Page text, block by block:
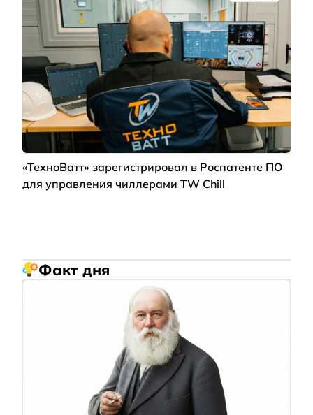
«ТехноВатт» зарегистрировал в Роспатенте ПО
для управления чиллерами TW Chill
Факт дня